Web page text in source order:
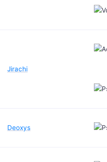
Jirachi
Deoxys